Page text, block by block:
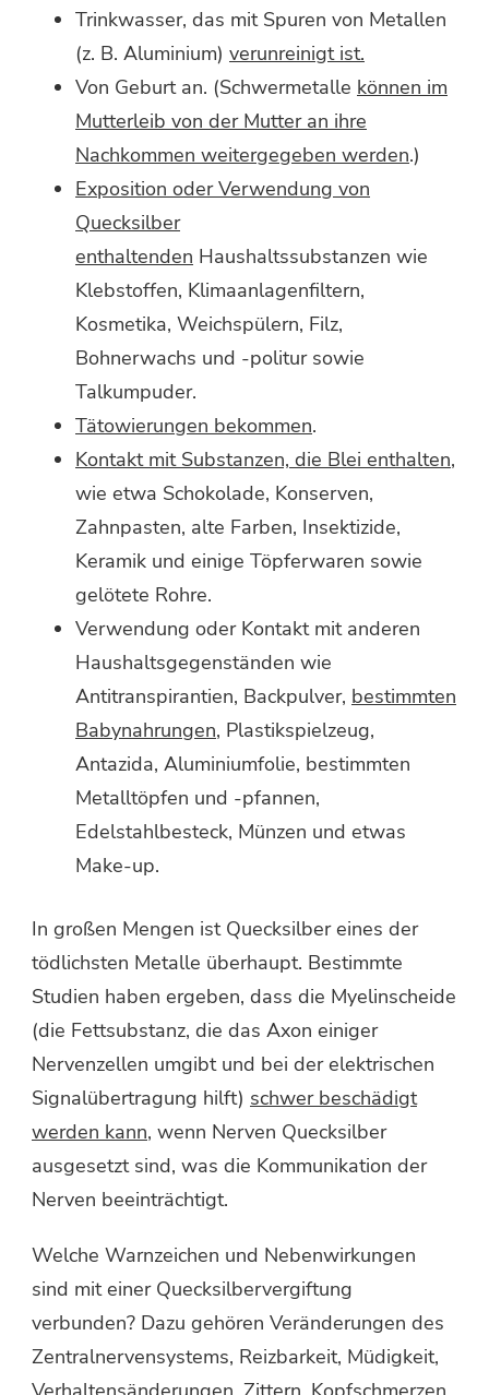
Trinkwasser, das mit Spuren von Metallen
(z. B. Aluminium) verunreinigt ist.
Von Geburt an. (Schwermetalle können im
Mutterleib von der Mutter an ihre
Nachkommen weitergegeben werden.)
Exposition oder Verwendung von
Quecksilber
enthaltenden Haushaltssubstanzen wie
Klebstoffen, Klimaanlagenfiltern,
Kosmetika, Weichspülern, Filz,
Bohnerwachs und -politur sowie
Talkumpuder.
Tätowierungen bekommen.
Kontakt mit Substanzen, die Blei enthalten,
wie etwa Schokolade, Konserven,
Zahnpasten, alte Farben, Insektizide,
Keramik und einige Töpferwaren sowie
gelötete Rohre.
Verwendung oder Kontakt mit anderen
Haushaltsgegenständen wie
Antitranspirantien, Backpulver, bestimmten
Babynahrungen, Plastikspielzeug,
Antazida, Aluminiumfolie, bestimmten
Metalltöpfen und -pfannen,
Edelstahlbesteck, Münzen und etwas
Make-up.
In großen Mengen ist Quecksilber eines der
tödlichsten Metalle überhaupt. Bestimmte
Studien haben ergeben, dass die Myelinscheide
(die Fettsubstanz, die das Axon einiger
Nervenzellen umgibt und bei der elektrischen
Signalübertragung hilft) schwer beschädigt
werden kann, wenn Nerven Quecksilber
ausgesetzt sind, was die Kommunikation der
Nerven beeinträchtigt.
Welche Warnzeichen und Nebenwirkungen
sind mit einer Quecksilbervergiftung
verbunden? Dazu gehören Veränderungen des
Zentralnervensystems, Reizbarkeit, Müdigkeit,